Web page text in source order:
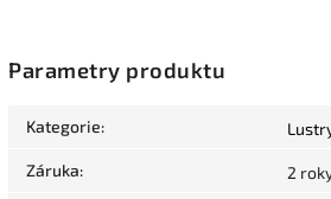
Parametry produktu
Kategorie:
Záruka: 2